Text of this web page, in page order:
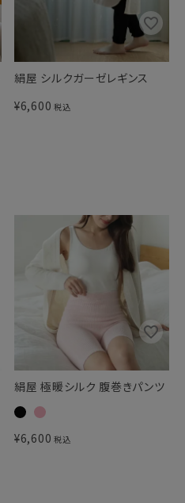
絹屋 シルクガーゼレギンス
¥6,600 税込
絹屋 極暖シルク 腹巻きパンツ
¥6,600 税込